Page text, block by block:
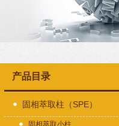
产品目录
固相萃取柱（SPE）
固相萃取小柱